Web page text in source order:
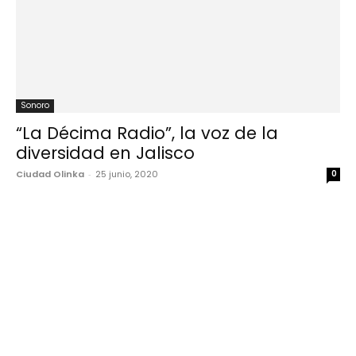
Sonoro
“La Décima Radio”, la voz de la
diversidad en Jalisco
Ciudad Olinka - 25 junio, 2020 0